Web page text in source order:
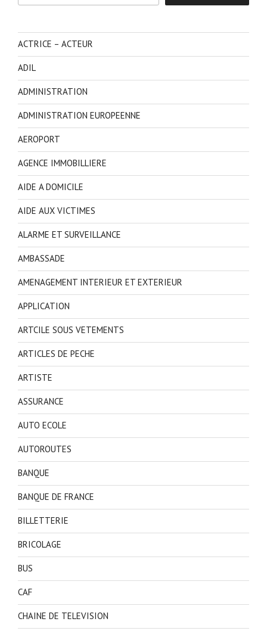
ACTRICE – ACTEUR
ADIL
ADMINISTRATION
ADMINISTRATION EUROPEENNE
AEROPORT
AGENCE IMMOBILLIERE
AIDE A DOMICILE
AIDE AUX VICTIMES
ALARME ET SURVEILLANCE
AMBASSADE
AMENAGEMENT INTERIEUR ET EXTERIEUR
APPLICATION
ARTCILE SOUS VETEMENTS
ARTICLES DE PECHE
ARTISTE
ASSURANCE
AUTO ECOLE
AUTOROUTES
BANQUE
BANQUE DE FRANCE
BILLETTERIE
BRICOLAGE
BUS
CAF
CHAINE DE TELEVISION